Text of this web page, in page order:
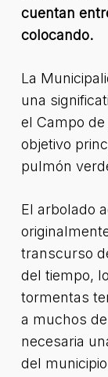
cuentan
colocando.
La
una
el Campo de
objetivo
pulmón
El arbolado
transcurso
del tiempo,
tormentas
a muchos
necesaria
del